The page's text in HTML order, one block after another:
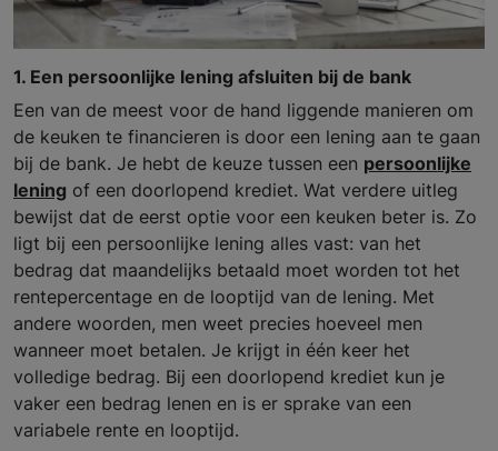
1. Een persoonlijke lening afsluiten bij de bank
Een van de meest voor de hand liggende manieren om
de keuken te financieren is door een lening aan te gaan
bij de bank. Je hebt de keuze tussen een persoonlijke
lening of een doorlopend krediet. Wat verdere uitleg
bewijst dat de eerst optie voor een keuken beter is. Zo
ligt bij een persoonlijke lening alles vast: van het
bedrag dat maandelijks betaald moet worden tot het
rentepercentage en de looptijd van de lening. Met
andere woorden, men weet precies hoeveel men
wanneer moet betalen. Je krijgt in één keer het
volledige bedrag. Bij een doorlopend krediet kun je
vaker een bedrag lenen en is er sprake van een
variabele rente en looptijd.